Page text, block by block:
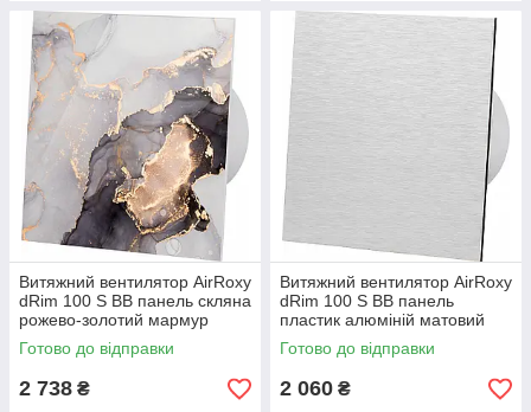
Витяжний вентилятор AirRoxy
dRim 100 S BB панель скляна
рожево-золотий мармур
93м³/год 11Вт
Готово до відправки
2 738 ₴
Витяжний вентилятор AirRoxy
dRim 100 S BB панель
пластик алюміній матовий
93м³/год 11Вт
Готово до відправки
2 060 ₴